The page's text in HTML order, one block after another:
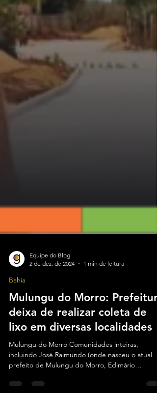
Equipe do Blog
2 de dez. de 2024
1 min de leitura
Bahia
Mulungu do Morro: Prefeitura
deixa de realizar coleta de
lixo em diversas localidades
Mulungu do Morro Comunidades inteiras,